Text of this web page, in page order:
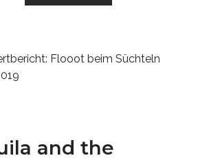
and the